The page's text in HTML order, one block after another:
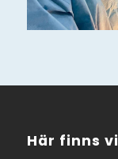
Här finns vi